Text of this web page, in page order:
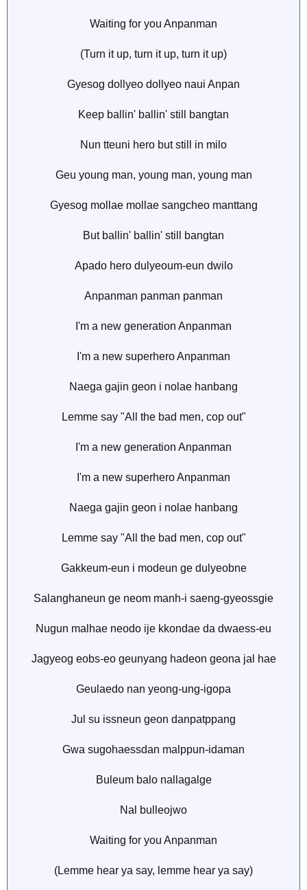
Waiting for you Anpanman
(Turn it up, turn it up, turn it up)
Gyesog dollyeo dollyeo naui Anpan
Keep ballin' ballin' still bangtan
Nun tteuni hero but still in milo
Geu young man, young man, young man
Gyesog mollae mollae sangcheo manttang
But ballin' ballin' still bangtan
Apado hero dulyeoum-eun dwilo
Anpanman panman panman
I'm a new generation Anpanman
I'm a new superhero Anpanman
Naega gajin geon i nolae hanbang
Lemme say "All the bad men, cop out"
I'm a new generation Anpanman
I'm a new superhero Anpanman
Naega gajin geon i nolae hanbang
Lemme say "All the bad men, cop out"
Gakkeum-eun i modeun ge dulyeobne
Salanghaneun ge neom manh-i saeng-gyeossgie
Nugun malhae neodo ije kkondae da dwaess-eu
Jagyeog eobs-eo geunyang hadeon geona jal hae
Geulaedo nan yeong-ung-igopa
Jul su issneun geon danpatppang
Gwa sugohaessdan malppun-idaman
Buleum balo nallagalge
Nal bulleojwo
Waiting for you Anpanman
(Lemme hear ya say, lemme hear ya say)